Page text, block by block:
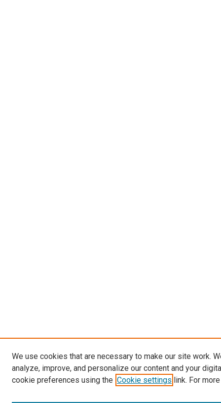
We use cookies that are necessary to make our site work.
analyze, improve, and personalize our content and your
cookie preferences using the Cookie settings link. For